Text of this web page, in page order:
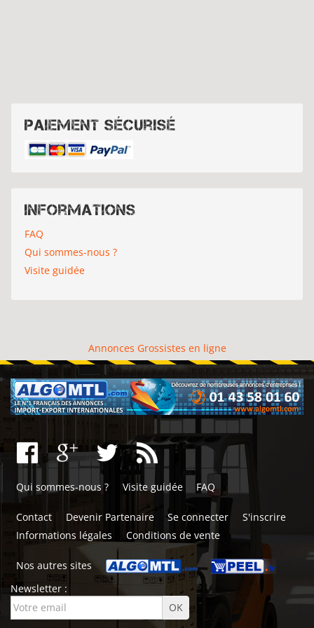
Paiement sécurisé
Informations
FAQ
Qui sommes-nous ?
Visite guidée
Annonces Grossistes en ligne
Qui sommes-nous ? Visite guidée FAQ
Contact Devenir Partenaire Se connecter
S'inscrire
Informations légales
Conditions de vente
Nos autres sites
Newsletter :